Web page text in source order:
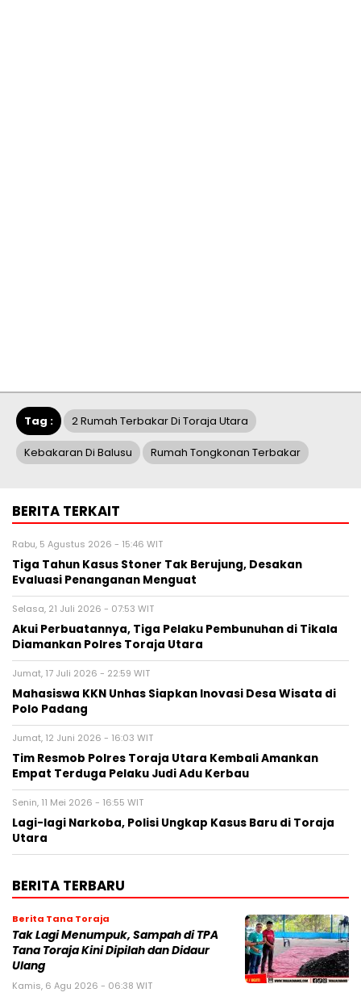
Tag : 2 Rumah Terbakar Di Toraja Utara
Kebakaran Di Balusu Rumah Tongkonan Terbakar
BERITA TERKAIT
Rabu, 5 Agustus 2026 - 15:46 WIT
Tiga Tahun Kasus Stoner Tak Berujung, Desakan
Evaluasi Penanganan Menguat
Selasa, 21 Juli 2026 - 07:53 WIT
Akui Perbuatannya, Tiga Pelaku Pembunuhan di Tikala
Diamankan Polres Toraja Utara
Jumat, 17 Juli 2026 - 22:59 WIT
Mahasiswa KKN Unhas Siapkan Inovasi Desa Wisata di
Polo Padang
Jumat, 12 Juni 2026 - 16:03 WIT
Tim Resmob Polres Toraja Utara Kembali Amankan
Empat Terduga Pelaku Judi Adu Kerbau
Senin, 11 Mei 2026 - 16:55 WIT
Lagi-lagi Narkoba, Polisi Ungkap Kasus Baru di Toraja
Utara
BERITA TERBARU
Berita Tana Toraja
Tak Lagi Menumpuk, Sampah di TPA
Tana Toraja Kini Dipilah dan Didaur
Ulang
Kamis, 6 Agu 2026 - 06:38 WIT